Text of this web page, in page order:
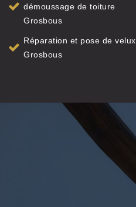
démoussage de toiture
Grosbous
Réparation et pose de velux
Grosbous